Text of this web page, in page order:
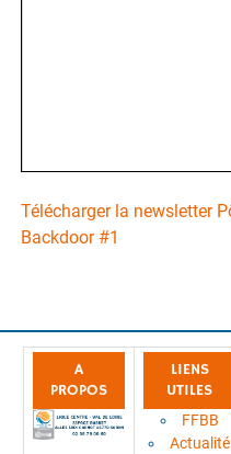
Télécharger la newsletter
Backdoor #1
A
PROPOS
LIENS
UTILES
FFBB
Actualité